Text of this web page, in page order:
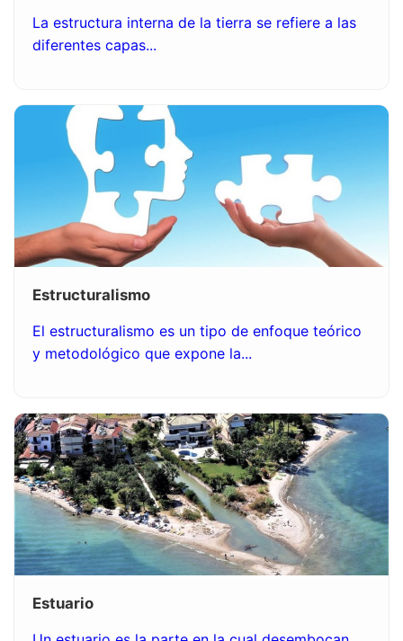
La estructura interna de la tierra se refiere a las
diferentes capas...
Estructuralismo
El estructuralismo es un tipo de enfoque teórico
y metodológico que expone la...
Estuario